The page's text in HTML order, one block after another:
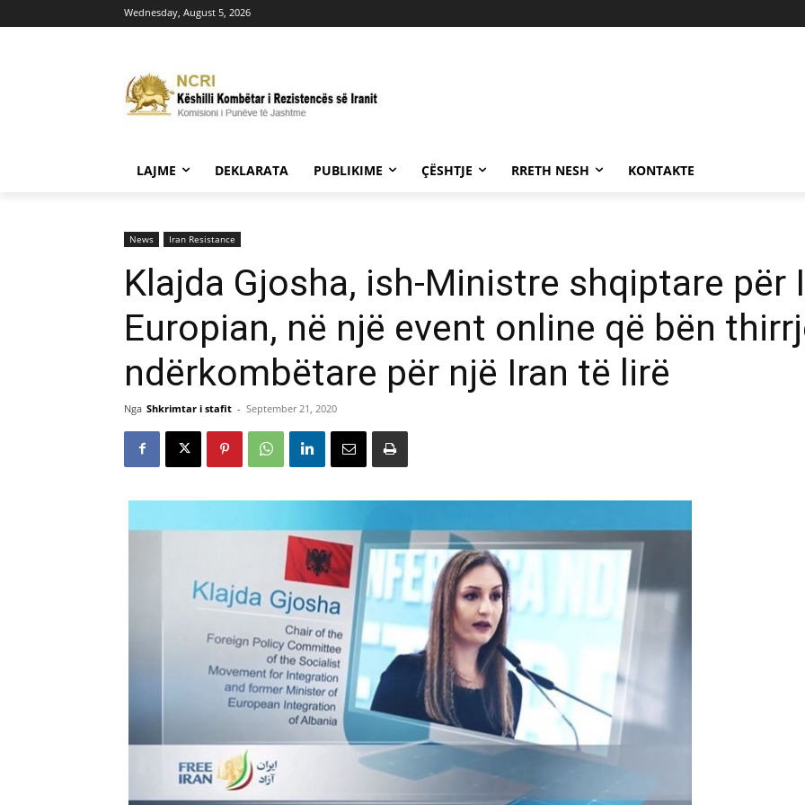
Wednesday, August 5, 2026
LAJME DEKLARATA PUBLIKIME ÇËSHTJE RRETH NESH KONTAKTE
News Iran Resistance
Klajda Gjosha, ish-Ministre shqiptare për
Europian, në një event online që bën
ndërkombëtare për një Iran të lirë
Nga Shkrimtar i stafit - September 21, 2020